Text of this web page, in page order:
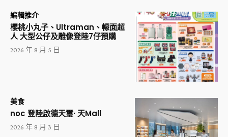
編輯推介
櫻桃小丸子、Ultraman、幪面超
人 大型公仔及雕像登陸7仔預購
2026 年 8 月 5 日
美食
noc 登陸啟德天璽· 天Mall
2026 年 8 月 3 日